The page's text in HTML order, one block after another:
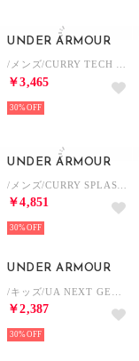
UNDER ARMOUR
/メンズ/CURRY TECH GRAPHIC SHORT SLEEVE T-SHIRT （Black / /）
￥3,465
30%
UNDER ARMOUR
￥4,851
30%
UNDER ARMOUR
￥2,387
30%